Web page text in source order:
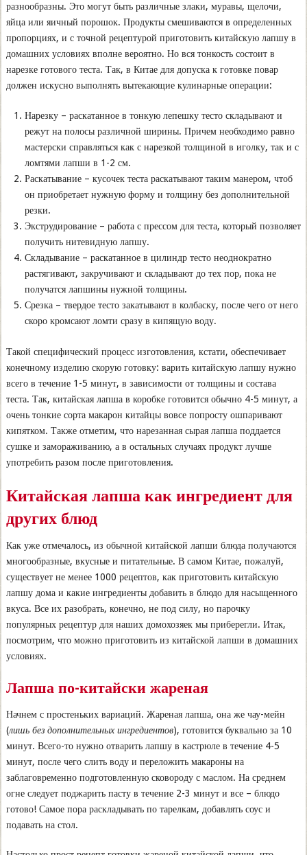
разнообразны. Это могут быть различные злаки, муравы, щелочи,
яйца или яичный порошок. Продукты смешиваются в определенных
пропорциях, и с точной рецептурой приготовить китайскую лапшу в
домашних условиях вполне вероятно. Но вся тонкость состоит в
нарезке готового теста. Так, в Китае для допуска к готовке повар
должен искусно выполнять вытекающие кулинарные операции:
Нарезку – раскатанное в тонкую лепешку тесто складывают и
режут на полосы различной ширины. Причем необходимо равно
мастерски справляться как с нарезкой толщиной в иголку, так и с
ломтями лапши в 1-2 см.
Раскатывание – кусочек теста раскатывают таким манером, чтоб
он приобретает нужную форму и толщину без дополнительной
резки.
Экструдирование – работа с прессом для теста, который позволяет
получить нитевидную лапшу.
Складывание – раскатанное в цилиндр тесто неоднократно
растягивают, закручивают и складывают до тех пор, пока не
получатся лапшины нужной толщины.
Срезка – твердое тесто закатывают в колбаску, после чего от него
скоро кромсают ломти сразу в кипящую воду.
Такой специфический процесс изготовления, кстати, обеспечивает
конечному изделию скорую готовку: варить китайскую лапшу нужно
всего в течение 1-5 минут, в зависимости от толщины и состава
теста. Так, китайская лапша в коробке готовится обычно 4-5 минут, а
очень тонкие сорта макарон китайцы вовсе попросту ошпаривают
кипятком. Также отметим, что нарезанная сырая лапша поддается
сушке и замораживанию, а в остальных случаях продукт лучше
употребить разом после приготовления.
Китайская лапша как ингредиент для
других блюд
Как уже отмечалось, из обычной китайской лапши блюда получаются
многообразные, вкусные и питательные. В самом Китае, пожалуй,
существует не менее 1000 рецептов, как приготовить китайскую
лапшу дома и какие ингредиенты добавить в блюдо для насыщенного
вкуса. Все их разобрать, конечно, не под силу, но парочку
популярных рецептур для наших домохозяек мы приберегли. Итак,
посмотрим, что можно приготовить из китайской лапши в домашних
условиях.
Лапша по-китайски жареная
Начнем с простеньких вариаций. Жареная лапша, она же чау-мейн
(лишь без дополнительных ингредиентов), готовится буквально за 10
минут. Всего-то нужно отварить лапшу в кастрюле в течение 4-5
минут, после чего слить воду и переложить макароны на
заблаговременно подготовленную сковороду с маслом. На среднем
огне следует поджарить пасту в течение 2-3 минут и все – блюдо
готово! Самое пора раскладывать по тарелкам, добавлять соус и
подавать на стол.